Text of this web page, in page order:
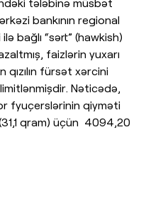
bankının regional
bağlı “sərt” (hawkish)
faizlərin yuxarı
fürsət xərcini
Nəticədə,
fyuçerslərinin qiyməti
qram) üçün 4094,20